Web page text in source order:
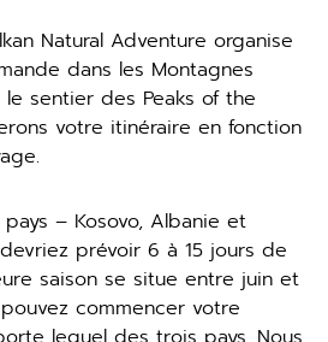
Natural Adventure organise
dans les Montagnes
sentier des Peaks of the
votre itinéraire en fonction
– Kosovo, Albanie et
prévoir 6 à 15 jours de
saison se situe entre juin et
commencer votre